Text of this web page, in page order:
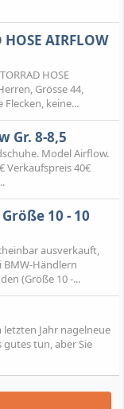
AIRFLOW
HOSE
Grösse 44,
Flecken, keine...
Gr. 8-8,5
Model Airflow.
Verkaufspreis 40€
10 - 10
ausverkauft,
Händlern
(Größe 10 -...
Jahr nagelneue
gutes tun, aber Sie